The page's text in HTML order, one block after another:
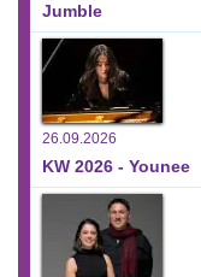
Jumble
26.09.2026
KW 2026 - Younee